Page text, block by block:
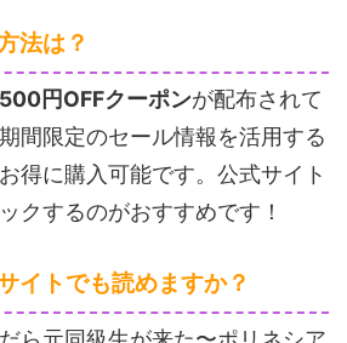
法は？
500円OFFクーポンが配布されて
間限定のセール情報を活用する
得に購入可能です。公式サイト
クするのがおすすめです！
イトでも読めますか？